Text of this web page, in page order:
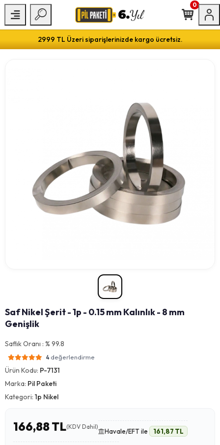
2999 TL Üzeri siparişlerinizde kargo ücretsiz.
0
Saf Nikel Şerit - 1p - 0.15 mm Kalınlık - 8 mm
Genişlik
Saflık Oranı : % 99.8
4 değerlendirme
Ürün Kodu: P-7131
Marka: Pil Paketi
Kategori: 1p Nikel
166,88 TL(KDV Dahil)
Havale/EFT ile 161,87 TL